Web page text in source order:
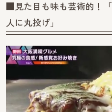
■見た目も味も芸術的！
人に丸投げ」